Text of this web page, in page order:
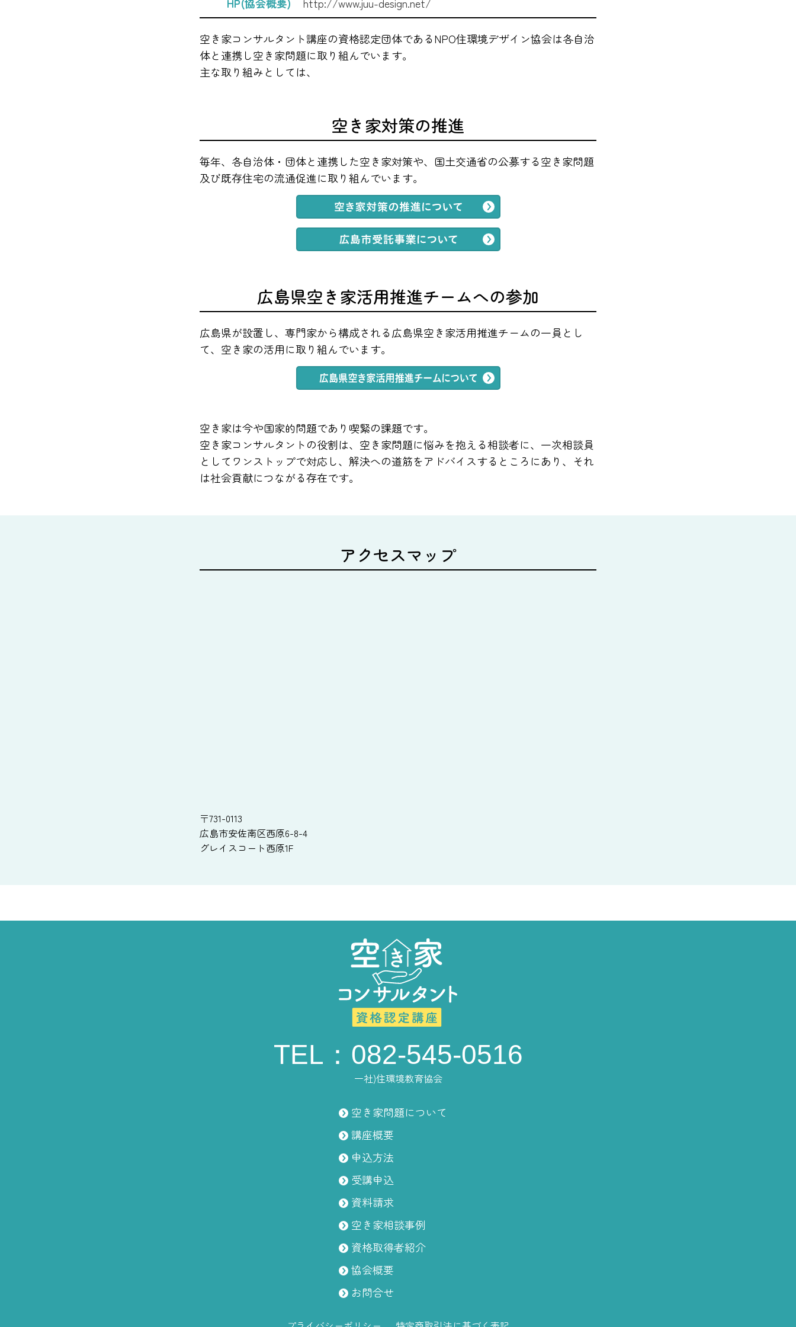
空き家コンサルタント講座の資格認定団体であるNPO住環境デザイン協会は各自治
体と連携し空き家問題に取り組んでいます。
主な取り組みとしては、
空き家対策の推進
毎年、各自治体・団体と連携した空き家対策や、国土交通省の公募する空き家問題
及び既存住宅の流通促進に取り組んでいます。
広島県空き家活用推進チームへの参加
広島県が設置し、専門家から構成される広島県空き家活用推進チームの一員とし
て、空き家の活用に取り組んでいます。
空き家は今や国家的問題であり喫緊の課題です。
空き家コンサルタントの役割は、空き家問題に悩みを抱える相談者に、一次相談員
としてワンストップで対応し、解決への道筋をアドバイスするところにあり、それ
は社会貢献につながる存在です。
アクセスマップ
〒731-0113
広島市安佐南区西原6-8-4
グレイスコート西原1F
TEL：082-545-0516
一社)住環境教育協会
空き家問題について
講座概要
申込方法
受講申込
資料請求
空き家相談事例
資格取得者紹介
協会概要
お問合せ